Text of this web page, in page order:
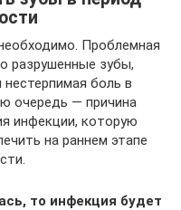
Проблемная
разрушенные зубы,
нестерпимая боль в
очередь — причина
инфекции, которую
на раннем этапе
то инфекция будет